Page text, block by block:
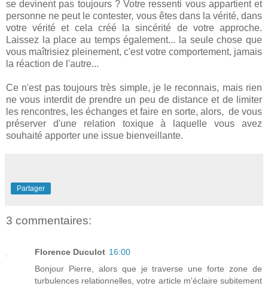
se devinent pas toujours ? Votre ressenti vous appartient et
personne ne peut le contester, vous êtes dans la vérité, dans
votre vérité et cela créé la sincérité de votre approche.
Laissez la place au temps également... la seule chose que
vous maîtrisiez pleinement, c'est votre comportement, jamais
la réaction de l'autre...
Ce n'est pas toujours très simple, je le reconnais, mais rien
ne vous interdit de prendre un peu de distance et de limiter
les rencontres, les échanges et faire en sorte, alors, de vous
préserver d'une relation toxique à laquelle vous avez
souhaité apporter une issue bienveillante.
Partager
3 commentaires:
Florence Duculot 16:00
Bonjour Pierre, alors que je traverse une forte zone de
turbulences relationnelles, votre article m'éclaire subitement